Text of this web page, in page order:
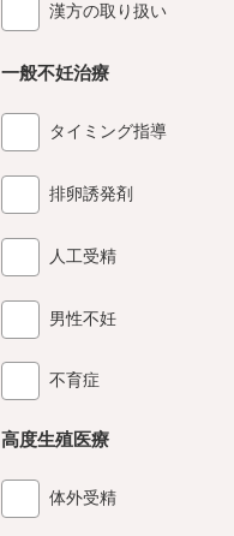
漢方の取り扱い
一般不妊治療
タイミング指導
排卵誘発剤
人工受精
男性不妊
不育症
高度生殖医療
体外受精